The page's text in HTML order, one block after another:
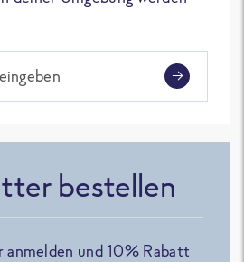
bestellen
anmelden und 10% Rabatt